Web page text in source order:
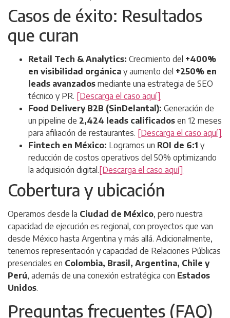
Casos de éxito: Resultados
que curan
Retail Tech & Analytics: Crecimiento del +400%
en visibilidad orgánica y aumento del +250% en
leads avanzados mediante una estrategia de SEO
técnico y PR. [Descarga el caso aquí]
Food Delivery B2B (SinDelantal): Generación de
un pipeline de 2,424 leads calificados en 12 meses
para afiliación de restaurantes. [Descarga el caso aquí]
Fintech en México: Logramos un ROI de 6:1 y
reducción de costos operativos del 50% optimizando
la adquisición digital.[Descarga el caso aquí]
Cobertura y ubicación
Operamos desde la Ciudad de México, pero nuestra
capacidad de ejecución es regional, con proyectos que van
desde México hasta Argentina y más allá. Adicionalmente,
tenemos representación y capacidad de Relaciones Públicas
presenciales en Colombia, Brasil, Argentina, Chile y
Perú, además de una conexión estratégica con Estados
Unidos.
Preguntas frecuentes (FAQ)